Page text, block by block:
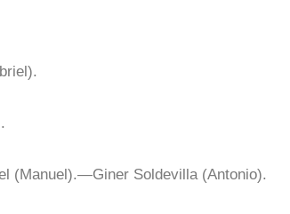
(Manuel).—Giner Soldevilla (Antonio).